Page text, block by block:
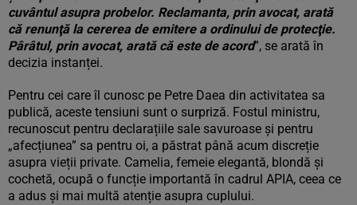
cuvântul asupra probelor. Reclamanta, prin avocat, arată
că renunţă la cererea de emitere a ordinului de protecţie.
Pârâtul, prin avocat, arată că este de acord”, se arată în
decizia instanței.
Pentru cei care îl cunosc pe Petre Daea din activitatea sa
publică, aceste tensiuni sunt o surpriză. Fostul ministru,
recunoscut pentru declarațiile sale savuroase și pentru
„afecțiunea” sa pentru oi, a păstrat până acum discreție
asupra vieții private. Camelia, femeie elegantă, blondă și
cochetă, ocupă o funcție importantă în cadrul APIA, ceea ce
a adus și mai multă atenție asupra cuplului.